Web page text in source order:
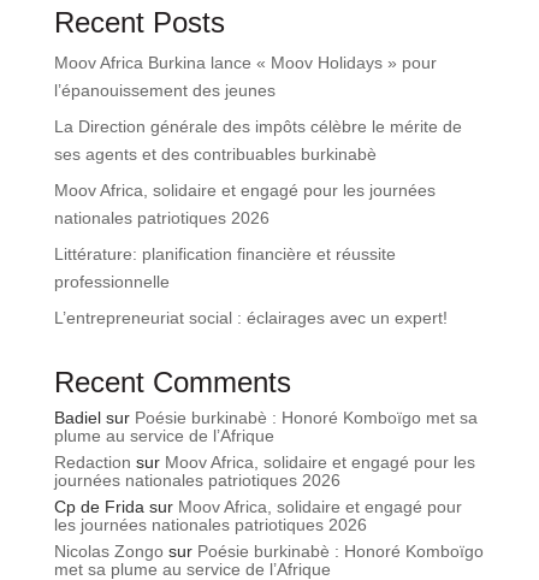
Recent Posts
Moov Africa Burkina lance « Moov Holidays » pour
l’épanouissement des jeunes
La Direction générale des impôts célèbre le mérite de
ses agents et des contribuables burkinabè
Moov Africa, solidaire et engagé pour les journées
nationales patriotiques 2026
Littérature: planification financière et réussite
professionnelle
L’entrepreneuriat social : éclairages avec un expert!
Recent Comments
Badielsur Poésie burkinabè : Honoré Komboïgo met sa
plume au service de l’Afrique
Redaction sur Moov Africa, solidaire et engagé pour les
journées nationales patriotiques 2026
Cp de Frida sur Moov Africa, solidaire et engagé pour
les journées nationales patriotiques 2026
Nicolas Zongosur Poésie burkinabè : Honoré Komboïgo
met sa plume au service de l’Afrique